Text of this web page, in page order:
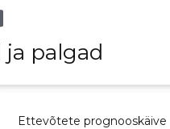
palgad
Ettevõtete prognooskäive